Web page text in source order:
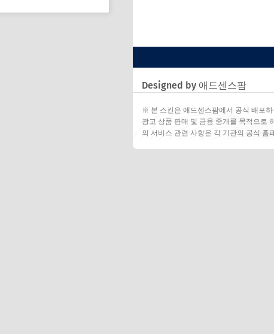
Designed by 애드센스팜
※ 본 스킨은 애드센스팜에서 공식 배포
광고 상품 판매 및 금융 중개를 목적으로
의 서비스 관련 사항은 각 기관의 공식 홈